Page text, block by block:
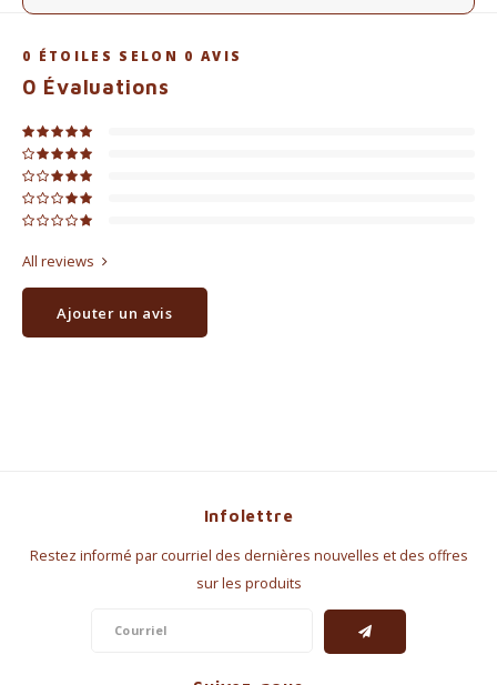
0 ÉTOILES SELON 0 AVIS
0 Évaluations
All reviews
Ajouter un avis
Infolettre
Restez informé par courriel des dernières nouvelles et des offres
sur les produits